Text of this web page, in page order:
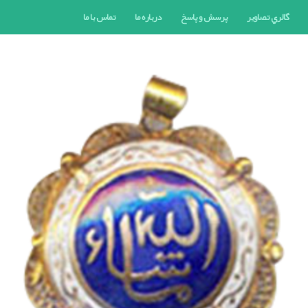
گالري تصاوير پرسش و پاسخ درباره ما تماس با ما